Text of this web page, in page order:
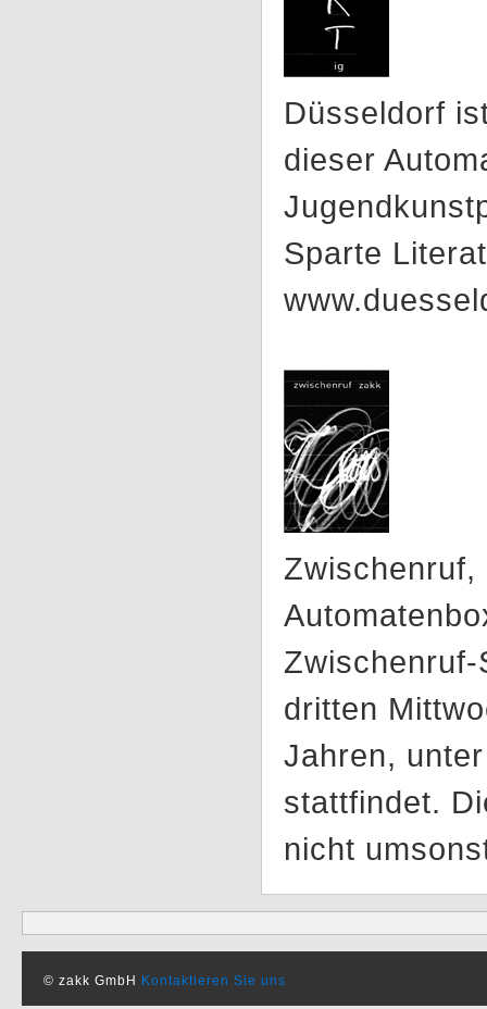
Düsseldorf
dieser
Sparte
Zwischenruf,
dritten
Jahren,
stattfindet.
nicht
© zakk GmbH Kontaktieren Sie uns